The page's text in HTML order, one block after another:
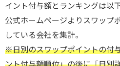
イント付与額とランキングは以
公式ホームページよりスワップ
している会社を集計。
※日別のスワップポイントの付
ント付与額順位」の後に「日別